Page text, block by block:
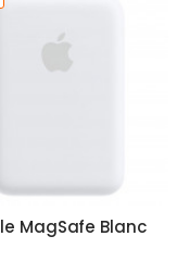
MagSafe Blanc